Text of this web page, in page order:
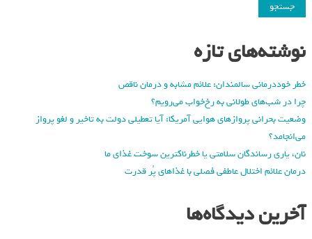
جستجو
نوشته‌های تازه
خطر خوددرمانی سالمندان: علائم مشابه و درمان ناقص
چرا در شب‌های طولانی به رخ‌خواب می‌رویم؟
وضعیت بحرانی پروازهای هوایی آمریکا: آیا تعطیلی دولت به تاخیر و لغو پرواز
می‌انجامد؟
نان، یاری رساندگان سلامتی یا خطرناکترین سوخت غذای ما
درمان علائم اختلال عاطفی فصلی با غذاهای پُر قدرت
آخرین دیدگاه‌ها